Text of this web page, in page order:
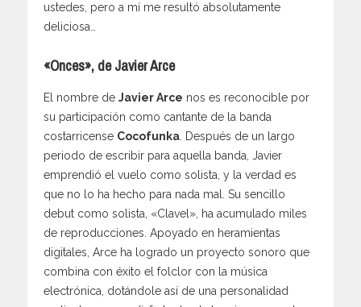
ustedes, pero a mí me resultó absolutamente
deliciosa…
«Onces», de Javier Arce
El nombre de Javier Arce nos es reconocible por
su participación como cantante de la banda
costarricense Cocofunka . Después de un largo
periodo de escribir para aquella banda, Javier
emprendió el vuelo como solista, y la verdad es
que no lo ha hecho para nada mal. Su sencillo
debut como solista, «Clavel», ha acumulado miles
de reproducciones. Apoyado en heramientas
digitales, Arce ha logrado un proyecto sonoro que
combina con éxito el folclor con la música
electrónica, dotándole así de una personalidad